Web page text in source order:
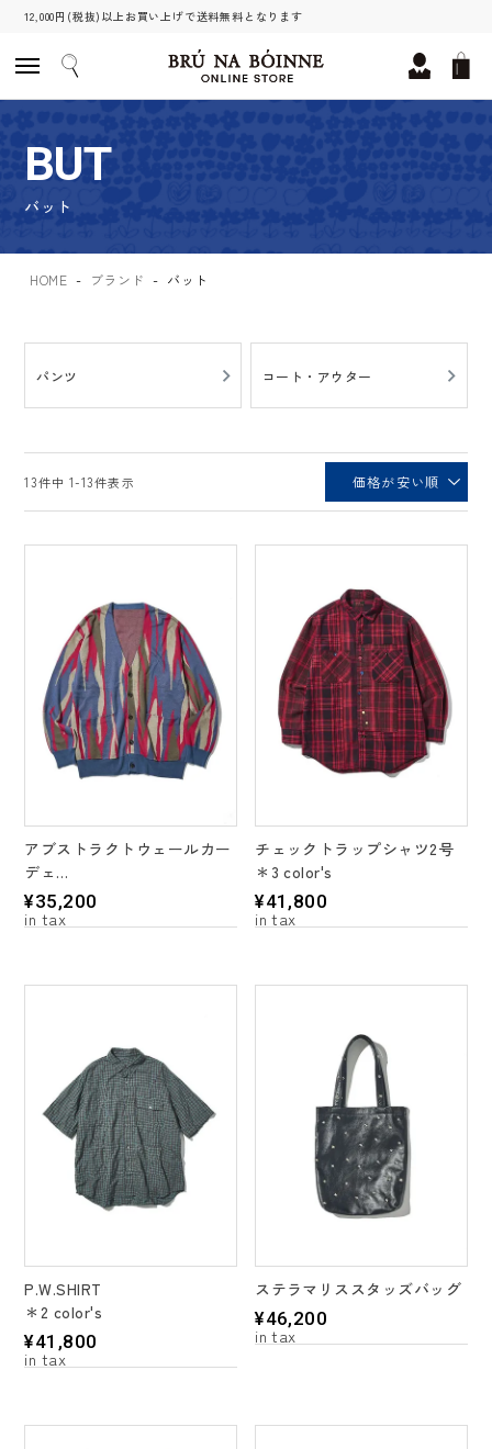
12,000円(税抜)以上お買い上げで送料無料となります
BUT
バット
HOME ブランド バット
パンツ コート・アウター
価格が安い順
13件中 1-13件表示
アブストラクトウェールカー
デェ
＊ 2color's
¥35,200
チェックトラップシャツ2号
＊3 color's
¥41,800
P.W.SHIRT
＊2 color's
¥41,800
ステラマリススタッズバッグ
¥46,200